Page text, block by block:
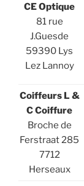
CE Optique
81 rue
J.Guesde
59390 Lys
Lez Lannoy
Coiffeurs L &
C Coiffure
Broche de
Ferstraat 285
7712
Herseaux